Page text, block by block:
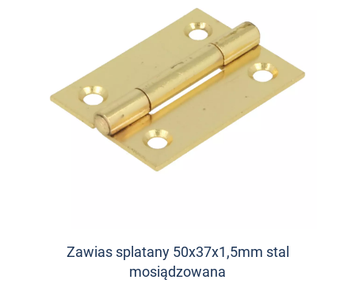
Zawias splatany 50x37x1,5mm stal
mosiądzowana